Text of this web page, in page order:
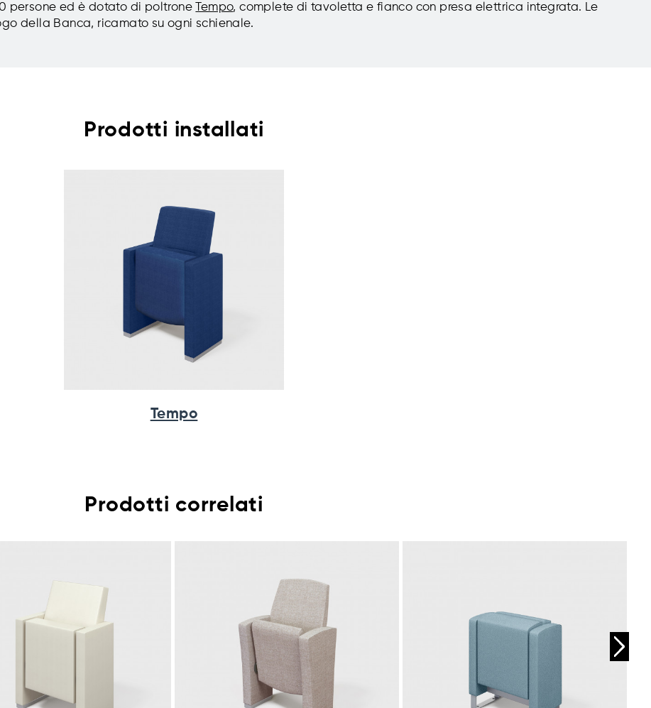
persone ed è dotato di poltrone
Tempo, complete di tavoletta e fianco con presa elettrica integrata. Le
della Banca, ricamato su ogni schienale.
Prodotti installati
Tempo
Prodotti correlati